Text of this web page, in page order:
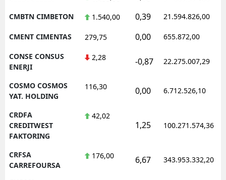
CMBTN CIMBETON 1.540,00 0,39 21.594.826,00
CMENT CIMENTAS 279,75 0,00 655.872,00
CONSE CONSUS
ENERJI
2,28 -0,87 22.275.007,29
COSMO COSMOS
YAT. HOLDING
116,30 0,00 6.712.526,10
CRDFA
CREDITWEST
FAKTORING
42,02
1,25 100.271.574,36
CRFSA
CARREFOURSA
176,00 6,67 343.953.332,20